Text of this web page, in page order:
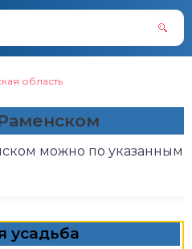
область
можно по указанным
усадьба